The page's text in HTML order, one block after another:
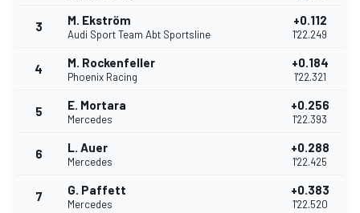
3 M. Ekström
Audi Sport Team Abt Sportsline
+0.112
1'22.249
4 M. Rockenfeller
Phoenix Racing
+0.184
1'22.321
5 E. Mortara
Mercedes
+0.256
1'22.393
6 L. Auer
Mercedes
+0.288
1'22.425
7 G. Paffett
Mercedes
+0.383
1'22.520